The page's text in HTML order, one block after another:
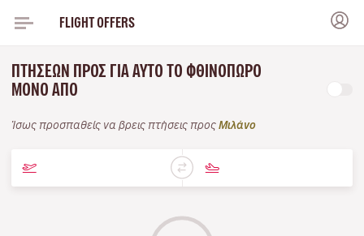
FLIGHT OFFERS
ΠΤΉΣΕΩΝ ΠΡΟΣ ΓΙΑ ΑΥΤΌ ΤΟ ΦΘΙΝΌΠΩΡΟ
ΜΌΝΟ ΑΠΌ
Ίσως προσπαθείς να βρεις πτήσεις προς Μιλάνο